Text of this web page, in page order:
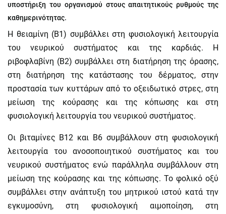
υποστήριξη του οργανισμού στους απαιτητικούς ρυθμούς της
καθημερινότητας.
Η θειαμίνη (B1) συμβάλλει στη φυσιολογική λειτουργία
του νευρικού συστήματος και της καρδιάς. Η
ριβοφλαβίνη (B2) συμβάλλει στη διατήρηση της όρασης,
στη διατήρηση της κατάστασης του δέρματος, στην
προστασία των κυττάρων από το οξειδωτικό στρες, στη
μείωση της κούρασης και της κόπωσης και στη
φυσιολογική λειτουργία του νευρικού συστήματος.
Οι βιταμίνες Β12 και Β6 συμβάλλουν στη φυσιολογική
λειτουργία του ανοσοποιητικού συστήματος και του
νευρικού συστήματος ενώ παράλληλα συμβάλλουν στη
μείωση της κούρασης και της κόπωσης. Το φολικό οξύ
συμβάλλει στην ανάπτυξη του μητρικού ιστού κατά την
εγκυμοσύνη, στη φυσιολογική αιμοποίηση, στη